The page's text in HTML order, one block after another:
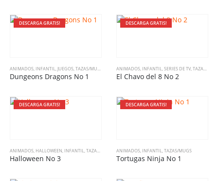
DESCARGA GRATIS!
ANIMADOS, INFANTIL, JUEGOS,TAZAS/MUGS VARIADO
Dungeons Dragons No 1
DESCARGA GRATIS!
ANIMADOS, INFANTIL,SERIES DE TV,TAZAS/MUGS
El Chavo del 8 No 2
DESCARGA GRATIS!
ANIMADOS, HALLOWEEN, INFANTIL,TAZAS/MUGS
Halloween No 3
DESCARGA GRATIS!
ANIMADOS, INFANTIL,TAZAS/MUGS
Tortugas Ninja No 1